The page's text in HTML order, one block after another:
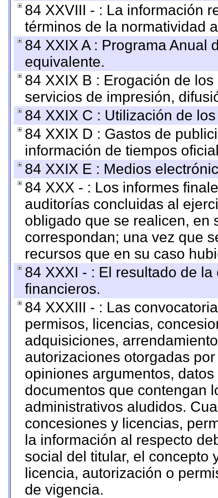
84 XXVIII - : La información
términos de la normatividad
84 XXIX A : Programa Anual
equivalente.
84 XXIX B : Erogación de
servicios de impresión,
84 XXIX C : Utilización de
84 XXIX D : Gastos de
información de tiempos
84 XXIX E : Medios
84 XXX - : Los informes
auditorías concluidas al
obligado que se realicen, en
correspondan; una vez que
recursos que en su caso
84 XXXI - : El resultado de
financieros.
84 XXXIII - : Las
permisos, licencias,
adquisiciones,
autorizaciones otorgadas
opiniones argumentos,
documentos que contengan
administrativos aludidos.
concesiones y licencias,
la información al respecto
social del titular, el concepto
licencia, autorización o
de vigencia.